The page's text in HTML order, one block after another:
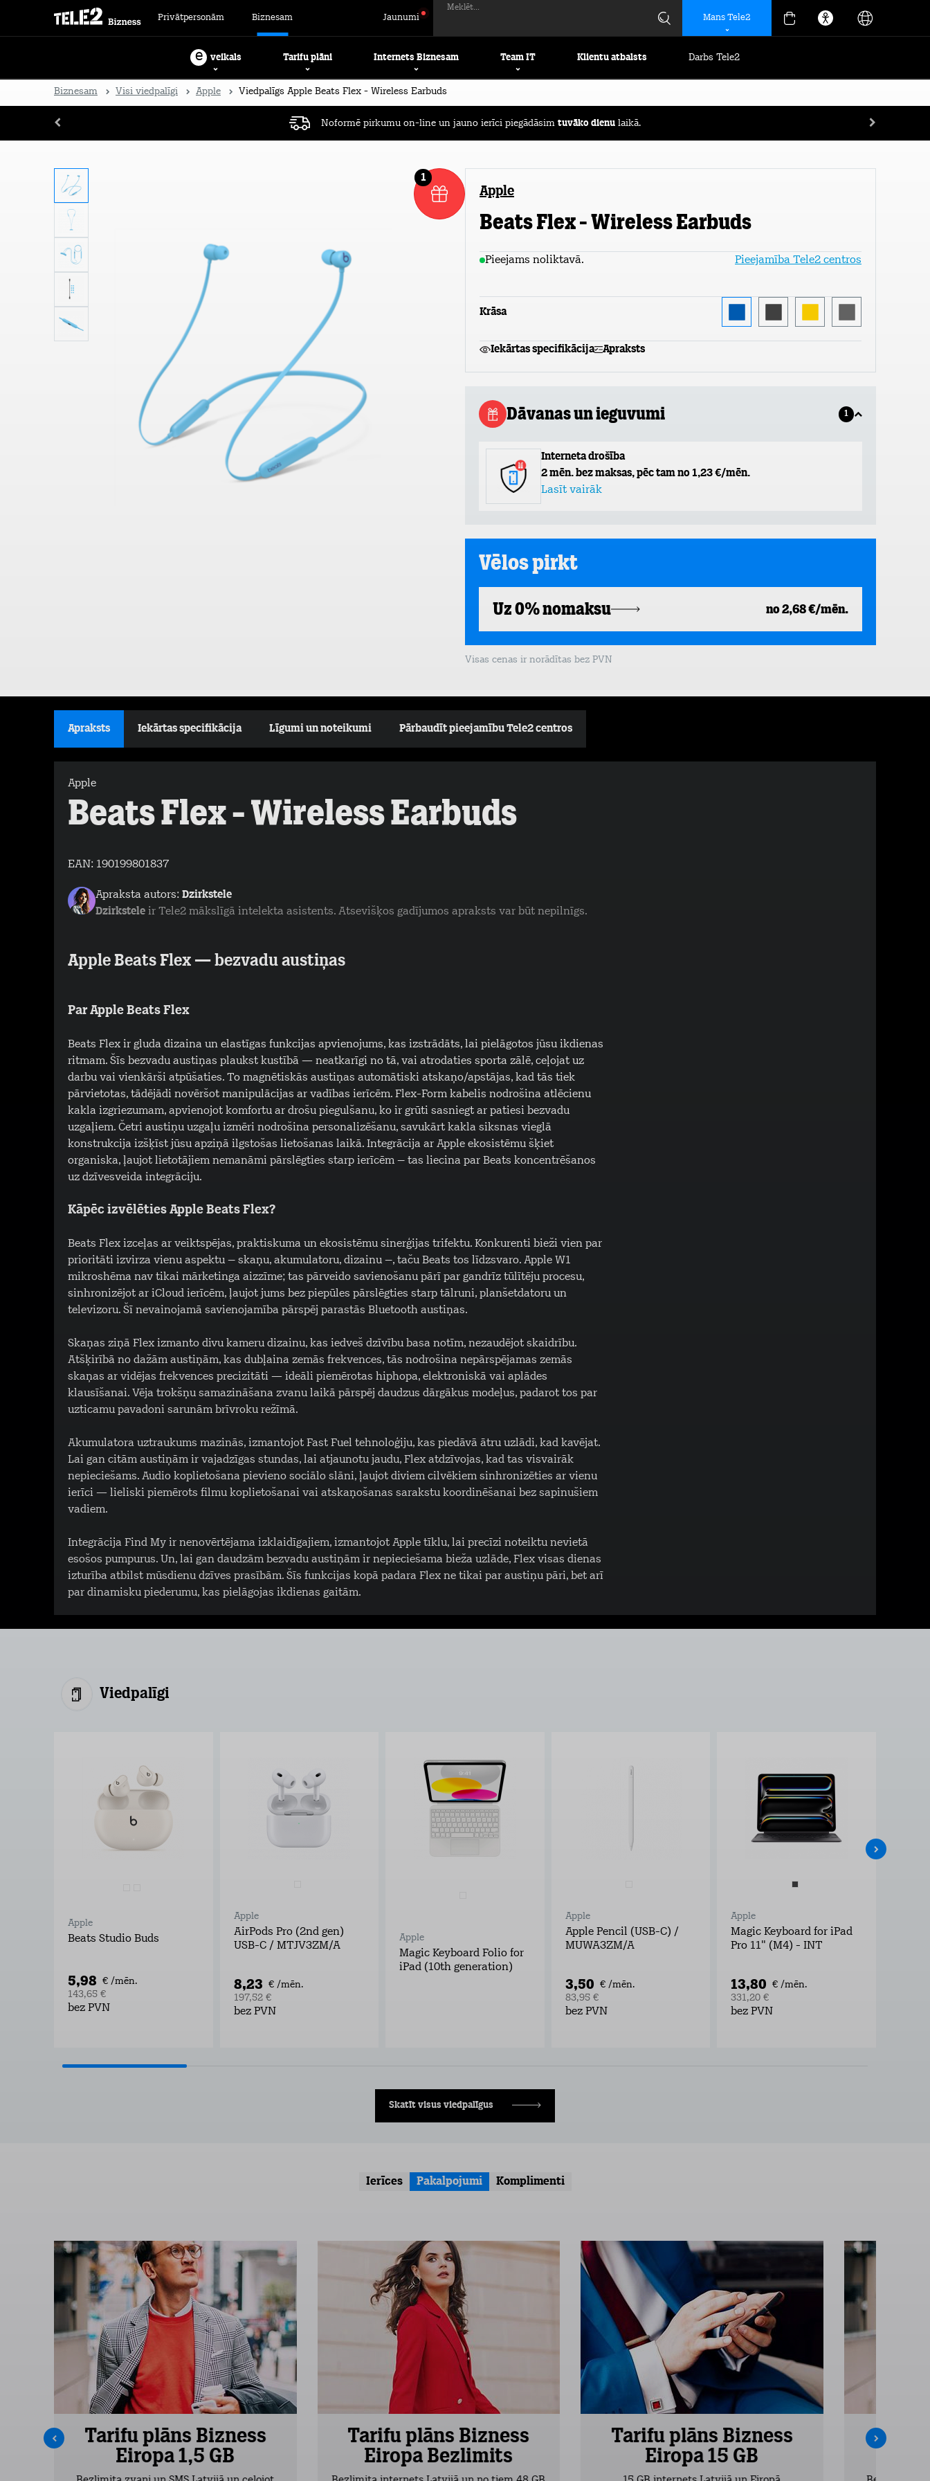
Privātpersonām Biznesam Jaunumi
Meklēt...
Mans Tele2
e veikals Tarifu plāni Internets Biznesam Team IT Klientu atbalsts Darbs Tele2
Biznesam Visi viedpalīgi Apple Viedpalīgs Apple Beats Flex - Wireless Earbuds
Noformē pirkumu on-line un jauno ierīci piegādāsim tuvāko dienu laikā.
1
Apple
Beats Flex - Wireless Earbuds
Pieejams noliktavā. Pieejamība Tele2 centros
Krāsa
Iekārtas specifikācija Apraksts
Dāvanas un ieguvumi 1
Interneta drošība
2 mēn. bez maksas, pēc tam no 1,23 €/mēn.
Lasīt vairāk
Vēlos pirkt
Uz 0% nomaksu no 2,68 €/mēn.
Visas cenas ir norādītas bez PVN
Apraksts Iekārtas specifikācija Līgumi un noteikumi Pārbaudīt pieejamību Tele2 centros
Apple
Beats Flex - Wireless Earbuds
EAN: 190199801837
Apraksta autors: Dzirkstele
Dzirkstele ir Tele2 mākslīgā intelekta asistents. Atsevišķos gadījumos apraksts var būt nepilnīgs.
Apple Beats Flex — bezvadu austiņas
Par Apple Beats Flex
Beats Flex ir gluda dizaina un elastīgas funkcijas apvienojums, kas izstrādāts, lai pielāgotos jūsu ikdienas
ritmam. Šīs bezvadu austiņas plaukst kustībā — neatkarīgi no tā, vai atrodaties sporta zālē, ceļojat uz
darbu vai vienkārši atpūšaties. To magnētiskās austiņas automātiski atskaņo/apstājas, kad tās tiek
pārvietotas, tādējādi novēršot manipulācijas ar vadības ierīcēm. Flex-Form kabelis nodrošina atlēcienu
kakla izgriezumam, apvienojot komfortu ar drošu piegulšanu, ko ir grūti sasniegt ar patiesi bezvadu
uzgaļiem. Četri austiņu uzgaļu izmēri nodrošina personalizēšanu, savukārt kakla siksnas vieglā
konstrukcija izšķīst jūsu apziņā ilgstošas lietošanas laikā. Integrācija ar Apple ekosistēmu šķiet
organiska, ļaujot lietotājiem nemanāmi pārslēgties starp ierīcēm – tas liecina par Beats koncentrēšanos
uz dzīvesveida integrāciju.
Kāpēc izvēlēties Apple Beats Flex?
Beats Flex izceļas ar veiktspējas, praktiskuma un ekosistēmu sinerģijas trifektu. Konkurenti bieži vien par
prioritāti izvirza vienu aspektu – skaņu, akumulatoru, dizainu –, taču Beats tos līdzsvaro. Apple W1
mikroshēma nav tikai mārketinga aizzīme; tas pārveido savienošanu pārī par gandrīz tūlītēju procesu,
sinhronizējot ar iCloud ierīcēm, ļaujot jums bez piepūles pārslēgties starp tālruni, planšetdatoru un
televizoru. Šī nevainojamā savienojamība pārspēj parastās Bluetooth austiņas.
Skaņas ziņā Flex izmanto divu kameru dizainu, kas iedveš dzīvību basa notīm, nezaudējot skaidrību.
Atšķirībā no dažām austiņām, kas dubļaina zemās frekvences, tās nodrošina nepārspējamas zemās
skaņas ar vidējas frekvences precizitāti — ideāli piemērotas hiphopa, elektroniskā vai aplādes
klausīšanai. Vēja trokšņu samazināšana zvanu laikā pārspēj daudzus dārgākus modeļus, padarot tos par
uzticamu pavadoni sarunām brīvroku režīmā.
Akumulatora uztraukums mazinās, izmantojot Fast Fuel tehnoloģiju, kas piedāvā ātru uzlādi, kad kavējat.
Lai gan citām austiņām ir vajadzīgas stundas, lai atjaunotu jaudu, Flex atdzīvojas, kad tas visvairāk
nepieciešams. Audio koplietošana pievieno sociālo slāni, ļaujot diviem cilvēkiem sinhronizēties ar vienu
ierīci — lieliski piemērots filmu koplietošanai vai atskaņošanas sarakstu koordinēšanai bez sapinušiem
vadiem.
Integrācija Find My ir nenovērtējama izklaidīgajiem, izmantojot Apple tīklu, lai precīzi noteiktu nevietā
esošos pumpurus. Un, lai gan daudzām bezvadu austiņām ir nepieciešama bieža uzlāde, Flex visas dienas
izturība atbilst mūsdienu dzīves prasībām. Šīs funkcijas kopā padara Flex ne tikai par austiņu pāri, bet arī
par dinamisku piederumu, kas pielāgojas ikdienas gaitām.
Viedpalīgi
Apple
Beats Studio Buds
5,98 € /mēn.
143,65 €
bez PVN
Apple
AirPods Pro (2nd gen)
USB-C / MTJV3ZM/A
8,23 € /mēn.
197,52 €
bez PVN
Apple
Magic Keyboard Folio for
iPad (10th generation)
Apple
Apple Pencil (USB-C) /
MUWA3ZM/A
3,50 € /mēn.
83,95 €
bez PVN
Apple
Magic Keyboard for iPad
Pro 11" (M4) - INT
13,80
€ /mēn.
331,20 €
bez PVN
Skatīt visus viedpalīgus
Ierīces Pakalpojumi Komplimenti
Tarifu plāns Bizness
Eiropa 1,5 GB
Tarifu plāns Bizness
Eiropa Bezlimits
Tarifu plāns Bizness
Eiropa 15 GB